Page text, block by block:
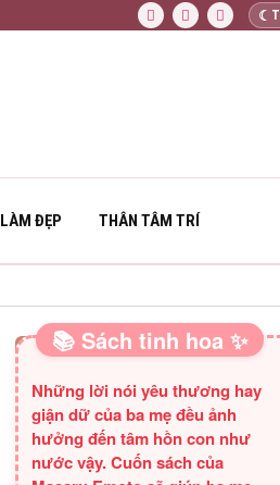
☾
LÀM ĐẸP THÂN TÂM TRÍ
SÁCH HAY CHO BA MẸ
📚 Sách tinh hoa ✨
Những lời nói yêu thương hay
giận dữ của ba mẹ đều ảnh
hưởng đến tâm hồn con như
nước vậy. Cuốn sách của